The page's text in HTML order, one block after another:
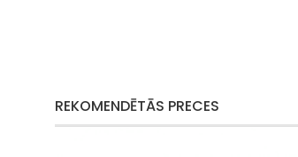
REKOMENDĒTĀS PRECES